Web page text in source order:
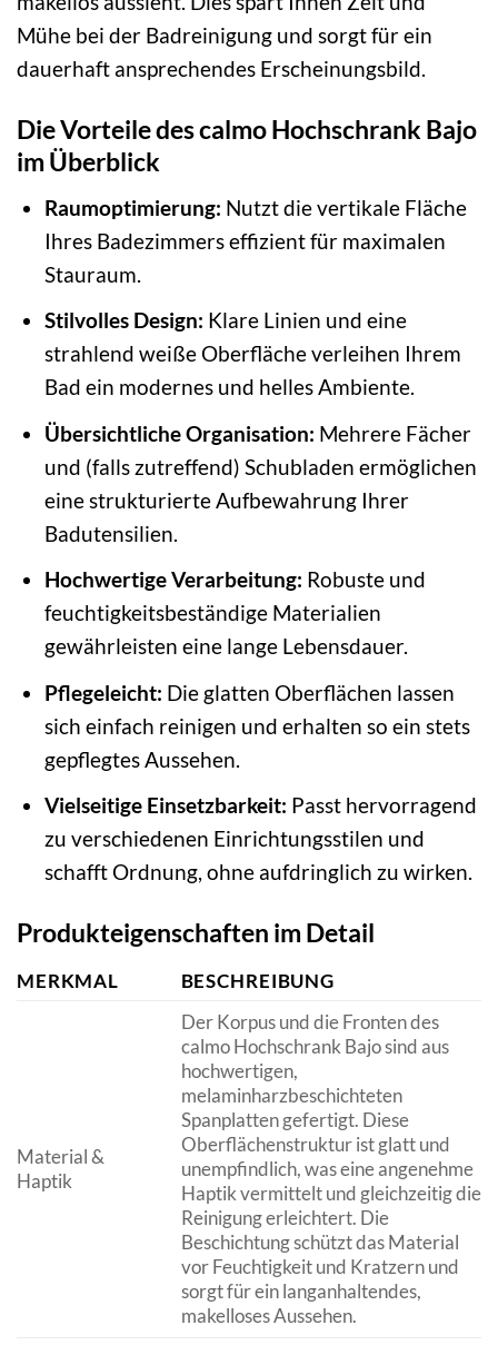
Mühe bei der Badreinigung und sorgt für ein
dauerhaft ansprechendes Erscheinungsbild.
Die Vorteile des calmo Hochschrank Bajo
im Überblick
Raumoptimierung: Nutzt die vertikale Fläche
Ihres Badezimmers effizient für maximalen
Stauraum.
Stilvolles Design: Klare Linien und eine
strahlend weiße Oberfläche verleihen Ihrem
Bad ein modernes und helles Ambiente.
Übersichtliche Organisation: Mehrere Fächer
und (falls zutreffend) Schubladen ermöglichen
eine strukturierte Aufbewahrung Ihrer
Badutensilien.
Hochwertige Verarbeitung: Robuste und
feuchtigkeitsbeständige Materialien
gewährleisten eine lange Lebensdauer.
Pflegeleicht: Die glatten Oberflächen lassen
sich einfach reinigen und erhalten so ein stets
gepflegtes Aussehen.
Vielseitige Einsetzbarkeit: Passt hervorragend
zu verschiedenen Einrichtungsstilen und
schafft Ordnung, ohne aufdringlich zu wirken.
Produkteigenschaften im Detail
MERKMAL BESCHREIBUNG
Material &
Haptik
Der Korpus und die Fronten des
calmo Hochschrank Bajo sind aus
hochwertigen,
melaminharzbeschichteten
Spanplatten gefertigt. Diese
Oberflächenstruktur ist glatt und
unempfindlich, was eine angenehme
Haptik vermittelt und gleichzeitig die
Reinigung erleichtert. Die
Beschichtung schützt das Material
vor Feuchtigkeit und Kratzern und
sorgt für ein langanhaltendes,
makelloses Aussehen.